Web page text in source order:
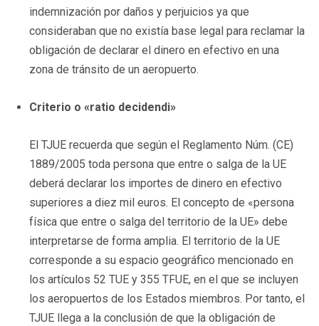
indemnización por daños y perjuicios ya que
consideraban que no existía base legal para reclamar la
obligación de declarar el dinero en efectivo en una
zona de tránsito de un aeropuerto.
Criterio o «ratio decidendi»
El TJUE recuerda que según el Reglamento Núm. (CE)
1889/2005 toda persona que entre o salga de la UE
deberá declarar los importes de dinero en efectivo
superiores a diez mil euros. El concepto de «persona
física que entre o salga del territorio de la UE» debe
interpretarse de forma amplia. El territorio de la UE
corresponde a su espacio geográfico mencionado en
los artículos 52 TUE y 355 TFUE, en el que se incluyen
los aeropuertos de los Estados miembros. Por tanto, el
TJUE llega a la conclusión de que la obligación de